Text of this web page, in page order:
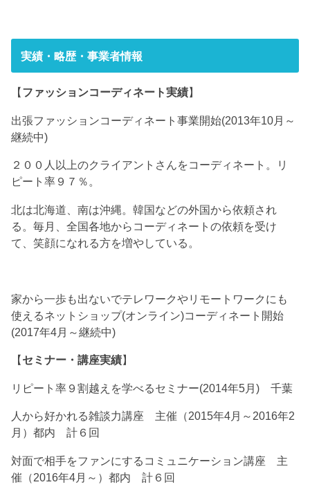
実績・略歴・事業者情報
【 ファッションコーディネート実績】
出張ファッションコーディネート事業開始(2013年10月～
継続中)
２００人以上のクライアントさんをコーディネート。リ
ピート率９７％。
北は北海道、南は沖縄。韓国などの外国から依頼され
る。毎月、全国各地からコーディネートの依頼を受け
て、笑顔になれる方を増やしている。
家から一歩も出ないでテレワークやリモートワークにも
使えるネットショップ(オンライン)コーディネート開始
(2017年4月～継続中)
【セミナー・講座実績】
リピート率９割越えを学べるセミナー(2014年5月) 千葉
人から好かれる雑談力講座 主催（2015年4月～2016年2
月）都内 計６回
対面で相手をファンにするコミュニケーション講座 主
催（2016年4月～）都内 計６回